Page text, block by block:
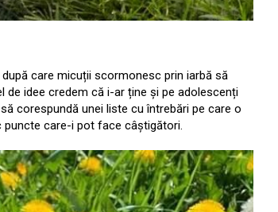
care micuții scormonesc prin iarbă să
idee credem că i-ar ține și pe adolescenți
corespundă unei liste cu întrebări pe care o
care-i pot face câștigători.